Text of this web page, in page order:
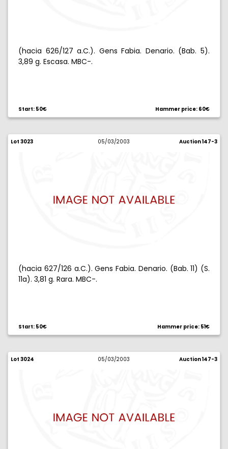
(hacia 626/127 a.C.). Gens Fabia. Denario. (Bab. 5).
3,89 g. Escasa. MBC-.
Start: 50€ Hammer price: 60€
Lot 3023 05/03/2003 Auction 147-3
(hacia 627/126 a.C.). Gens Fabia. Denario. (Bab. 11) (S.
11a). 3,81 g. Rara. MBC-.
Start: 50€ Hammer price: 51€
Lot 3024 05/03/2003 Auction 147-3